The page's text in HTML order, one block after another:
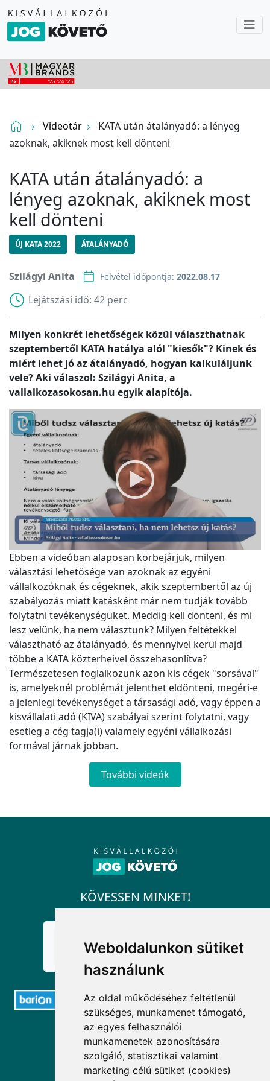
Weboldalunkon sütiket
használunk
Az oldal működéséhez feltétlenül
szükséges, munkamenet támogató,
az egyes felhasználói
munkamenetek azonosítására
szolgáló, statisztikai valamint
marketing célú sütiket (cookies)
Videotár
KATA után átalányadó: a lényeg
azoknak, akiknek most kell dönteni
KATA után átalányadó: a
lényeg azoknak, akiknek most
kell dönteni
ÚJ KATA 2022 ÁTALÁNYADÓ
Szilágyi Anita Felvétel időpontja: 2022.08.17
Lejátszási idő: 42 perc
Milyen konkrét lehetőségek közül választhatnak
szeptembertől KATA hatálya alól "kiesők"? Kinek és
miért lehet jó az átalányadó, hogyan kalkuláljunk
vele? Aki válaszol: Szilágyi Anita, a
vallalkozasokosan.hu egyik alapítója.
Ebben a videóban alaposan körbejárjuk, milyen
választási lehetősége van azoknak az egyéni
vállalkozóknak és cégeknek, akik szeptembertől az új
szabályozás miatt katásként már nem tudják tovább
folytatni tevékenységüket. Meddig kell dönteni, és mi
lesz velünk, ha nem választunk? Milyen feltétekkel
választható az átalányadó, és mennyivel kerül majd
többe a KATA közterheivel összehasonlítva?
Természetesen foglalkozunk azon kis cégek "sorsával"
is, amelyeknél problémát jelenthet eldönteni, megéri-e
a jelenlegi tevékenységet a társasági adó, vagy éppen a
kisvállalati adó (KIVA) szabályai szerint folytatni, vagy
esetleg a cég tagja(i) valamely egyéni vállalkozási
formával járnak jobban.
További videók
KÖVESSEN MINKET!
ELÉRHETŐSÉGEK
+36 1 880 7600